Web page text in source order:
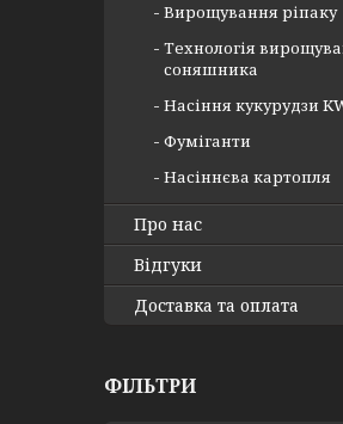
Вирощування ріпаку
Технологія
соняшника
Насіння кукурудзи
Фуміганти
Насіннєва картопля
Про нас
Відгуки
Доставка та оплата
ФІЛЬТРИ